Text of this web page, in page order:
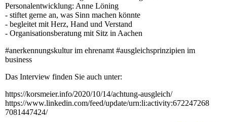
Personalentwicklung: Anne Löning
- stiftet gerne an, was Sinn machen könnte
- begleitet mit Herz, Hand und Verstand
- Organisationsberatung mit Sitz in Aachen
#anerkennungskultur im ehrenamt #ausgleichsprinzipien im
business
Das Interview finden Sie auch unter:
https://korsmeier.info/2020/10/14/achtung-ausgleich/
https://www.linkedin.com/feed/update/urn:li:activity:672247268
7081447424/